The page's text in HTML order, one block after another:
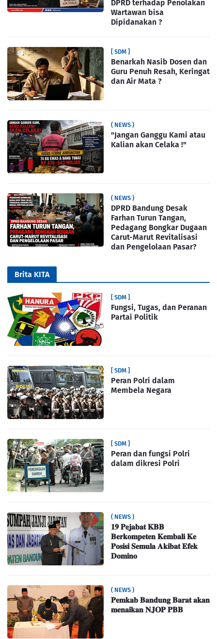
DPRD terhadap Penolakan
Wartawan bisa
Dipidanakan ?
[ SDM ]
Benarkah Nasib Dosen dan
Guru Penuh Resah, Keringat
dan Air Mata ?
( NEWS )
"Jangan Ganggu Kami atau
Kalian akan Celaka !"
( NEWS )
DPRD Bandung Desak
Farhan Turun Tangan,
Pedagang Bongkar Dugaan
Carut-Marut Revitalisasi
dan Pengelolaan Pasar?
Brita KITA
[ SDM ]
Fungsi, Tugas, dan Peranan
Partai Politik
[ SDM ]
Peran Polri dalam
Membela Negara
[ SDM ]
Peran dan fungsi Polri
dalam dikresi Polri
( NEWS )
𝟏𝟗 𝐏𝐞𝐣𝐚𝐛𝐚𝐭 𝐊𝐁𝐁
𝐁𝐞𝐫𝐤𝐨𝐦𝐩𝐞𝐭𝐞𝐧 𝐊𝐞𝐦𝐛𝐚𝐥𝐢 𝐊𝐞
𝐏𝐨𝐬𝐢𝐬𝐢 𝐒𝐞𝐦𝐮𝐥𝐚 𝐀𝐤𝐢𝐛𝐚𝐭 𝐄𝐟𝐞𝐤
𝐃𝐨𝐦𝐢𝐧𝐨
( NEWS )
𝐏𝐞𝐦𝐤𝐚𝐛 𝐁𝐚𝐧𝐝𝐮𝐧𝐠 𝐁𝐚𝐫𝐚𝐭 𝐚𝐤𝐚𝐧
𝐦𝐞𝐧𝐚𝐢𝐤𝐚𝐧 𝐍𝐉𝐎𝐏 𝐏𝐁𝐁